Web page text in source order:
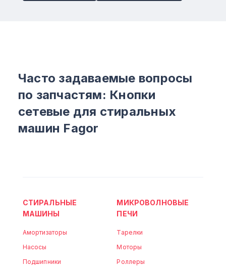
Часто задаваемые вопросы
по запчастям: Кнопки
сетевые для стиральных
машин Fagor
СТИРАЛЬНЫЕ
МАШИНЫ
Амортизаторы
Насосы
Подшипники
МИКРОВОЛНОВЫЕ
ПЕЧИ
Тарелки
Моторы
Роллеры